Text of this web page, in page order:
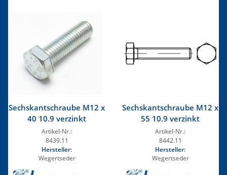
Sechskantschraube M12 x
40 10.9 verzinkt
Artikel-Nr.:
8439.11
Hersteller:
Wegertseder
Sechskantschraube M12 x
55 10.9 verzinkt
Artikel-Nr.:
8442.11
Hersteller:
Wegertseder